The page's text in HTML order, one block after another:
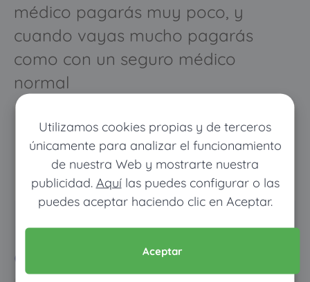
Utilizamos cookies propias y de terceros
únicamente para analizar el funcionamiento
de nuestra Web y mostrarte nuestra
publicidad. Aquílas puedes configurar o las
puedes aceptar haciendo clic en Aceptar.
Aceptar
médico pagarás muy poco, y
cuando vayas mucho pagarás
como con un seguro médico
normal
Pon tus datos y descubre
cuánto dinero ahorrarías